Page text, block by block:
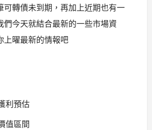
可轉債未到期，再加上近期也有一
們今天就結合最新的一些市場資
上曜最新的情報吧
利預估
值區間